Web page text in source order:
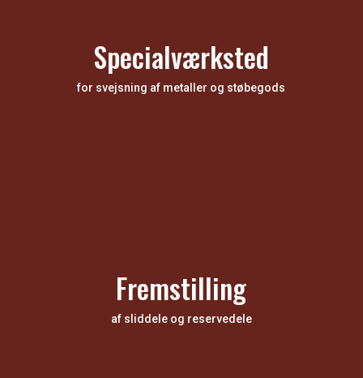
Specialværksted
for svejsning af metaller og støbegods
Fremstilling
af sliddele og reservedele